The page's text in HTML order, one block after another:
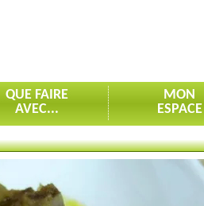
QUE FAIRE
AVEC...
MON
ESPACE